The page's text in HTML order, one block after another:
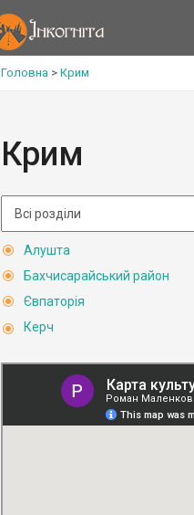
Головна > Крим
Крим
Алушта
Бахчисарайський район
Євпаторія
Керч